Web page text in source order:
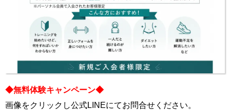
◆無料体験キャンペーン◆
画像をクリックし公式LINEにてお問合せください。